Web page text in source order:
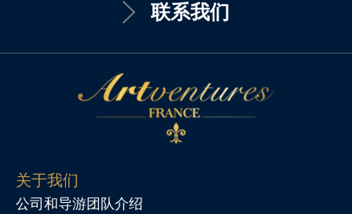
联系我们
关于我们
公司和导游团队介绍